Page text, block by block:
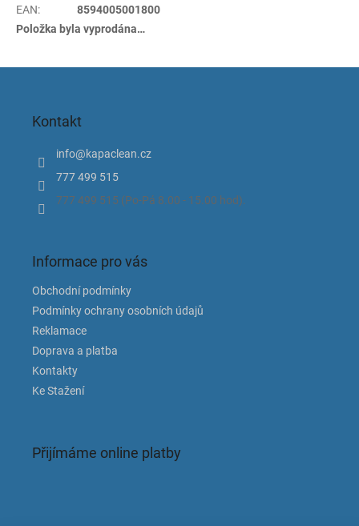
EAN:
8594005001800
Položka byla vyprodána…
Kontakt
info@kapaclean.cz
777 499 515
777 499 515 (Po-Pá 8.00 - 15.00 hod).
Informace pro vás
Obchodní podmínky
Podmínky ochrany osobních údajů
Reklamace
Doprava a platba
Kontakty
Ke Stažení
Přijímáme online platby